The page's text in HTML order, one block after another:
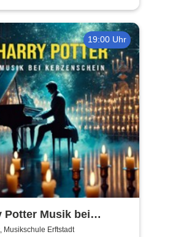
19:00 Uhr
Potter Musik bei
Musikschule Erftstadt